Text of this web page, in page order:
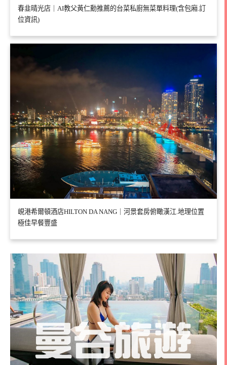
春韭晴光店｜AI教父黃仁勳推薦的台菜私廚無菜單料理(含包廂.訂
位資訊)
峴港希爾頓酒店HILTON DA NANG｜河景套房俯瞰漢江.地理位置
極佳早餐豐盛